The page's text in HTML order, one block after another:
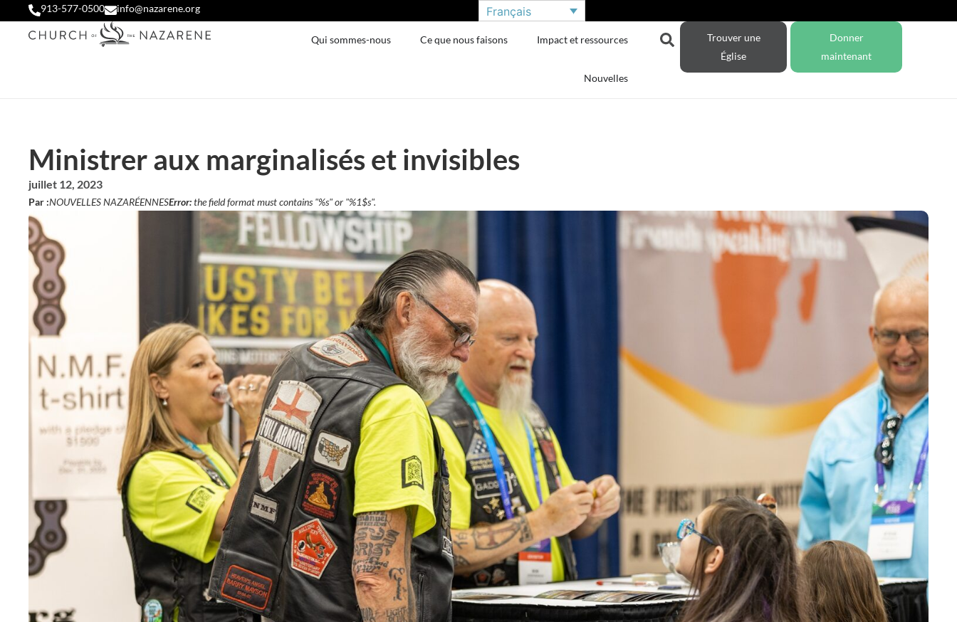
913-577-0500 info@nazarene.org Français
Qui sommes-nous Ce que nous faisons Impact et ressources
Nouvelles
Trouver une
Église
Donner
maintenant
Ministrer aux marginalisés et invisibles
juillet 12, 2023
Par :NOUVELLES NAZARÉENNESError:the field format must contains "%s" or "%1$s".